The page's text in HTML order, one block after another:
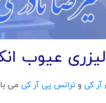
عیوب
آر کی وترانس پی آر کی می